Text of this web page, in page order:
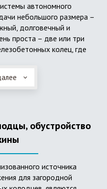
автономного
небольшого размера –
долговечный и
проста – две или три
колец, где
и песка. Для септика
определенное время
с пластиковыми
обустройство
источника
для загородной